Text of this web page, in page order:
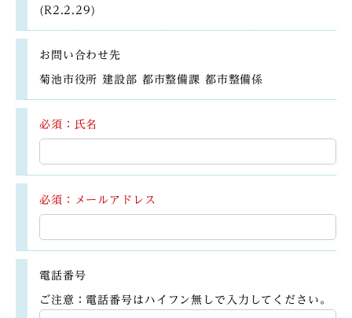
(R2.2.29)
お問い合わせ先
菊池市役所 建設部 都市整備課 都市整備係
必須：氏名
必須：メールアドレス
電話番号
ご注意：電話番号はハイフン無しで入力してください。